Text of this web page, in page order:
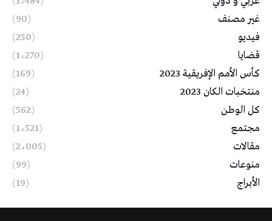
غير مصنف
(90)
فيديو
(250)
قضايا
(1٬270)
كأس الأمم الإفريقية 2023
(169)
منتخبات الكان 2023
(24)
كل الوطن
(562)
مجتمع
(1٬521)
مقالات
(2٬005)
منوعات
(99)
الأبراج
(19)